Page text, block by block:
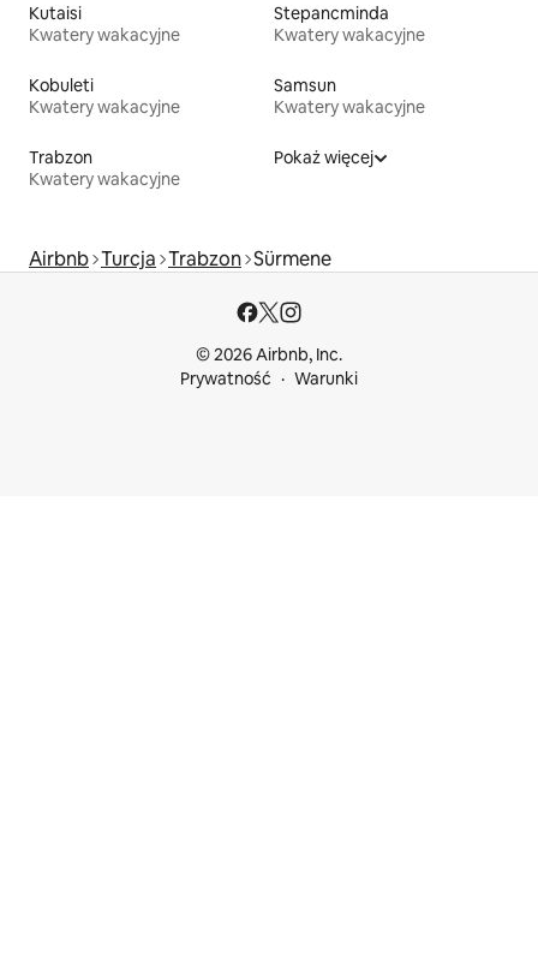
Kutaisi
Kwatery wakacyjne
Stepancminda
Kwatery wakacyjne
Kobuleti
Kwatery wakacyjne
Samsun
Kwatery wakacyjne
Trabzon
Kwatery wakacyjne
Pokaż więcej
Airbnb Turcja Trabzon Sürmene
© 2026 Airbnb, Inc.
Prywatność
Warunki